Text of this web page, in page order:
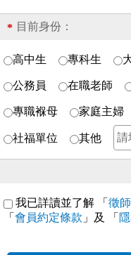
* 目前身份：
高中生 專科生
公務員 在職老師
專職褓母 家庭主婦
社福單位 其他
我已詳讀並了解 「 徵
「 會員約定條款 」及 「